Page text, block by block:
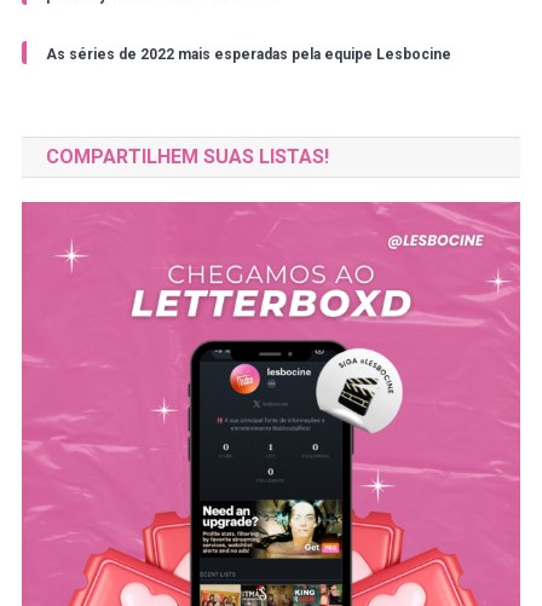
As séries de 2022 mais esperadas pela equipe Lesbocine
COMPARTILHEM SUAS LISTAS!